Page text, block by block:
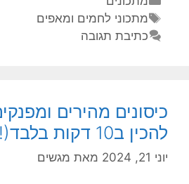
מתכוני לחמים ומאפים
כתיבת תגובה
כיסונים מהירים
להכין ב10 דקות בלבד(!)
יוני 21, 2024 מאת מגשים